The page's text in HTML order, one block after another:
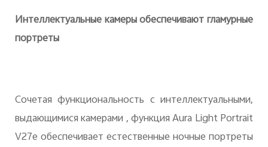
Интеллектуальные камеры обеспечивают гламурные
портреты
Сочетая функциональность с интеллектуальными,
выдающимися камерами , функция Aura Light Portrait
V27e обеспечивает естественные ночные портреты